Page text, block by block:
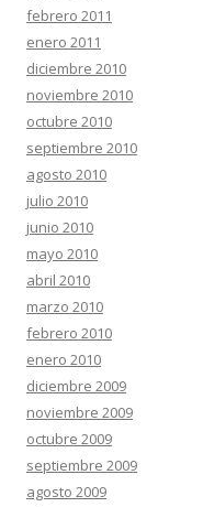
febrero 2011
enero 2011
diciembre 2010
noviembre 2010
octubre 2010
septiembre 2010
agosto 2010
julio 2010
junio 2010
mayo 2010
abril 2010
marzo 2010
febrero 2010
enero 2010
diciembre 2009
noviembre 2009
octubre 2009
septiembre 2009
agosto 2009